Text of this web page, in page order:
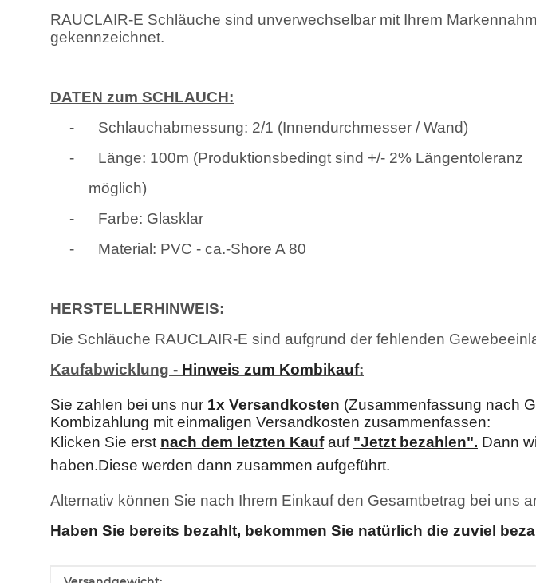
RAUCLAIR-E Schläuche sind unverwechselbar mit Ihrem
gekennzeichnet.
DATEN zum SCHLAUCH:
-
Schlauchabmessung: 2/1 (Innendurchmesser / Wand)
-
Länge: 100m (Produktionsbedingt sind +/- 2% Längentoleranz
möglich)
-
Farbe: Glasklar
-
Material: PVC - ca.-Shore A 80
HERSTELLERHINWEIS:
Die Schläuche RAUCLAIR-E sind aufgrund der fehlenden
Kaufabwicklung - Hinweis zum Kombikauf:
Sie zahlen bei uns nur 1x Versandkosten (Zusammenfassung nach
Kombizahlung mit einmaligen Versandkosten zusammenfassen:
Klicken Sie erst nach dem letzten Kaufauf "Jetzt bezahlen". Dann
haben.Diese werden dann zusammen aufgeführt.
Alternativ können Sie nach Ihrem Einkauf den Gesamtbetrag bei uns
Haben Sie bereits bezahlt, bekommen Sie natürlich die zuviel
Produkteigenschaft
Wert